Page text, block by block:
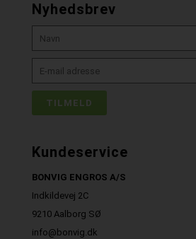
Nyhedsbrev
Kundeservice
BONVIG ENGROS A/S
Indkildevej 2C
9210 Aalborg SØ
info@bonvig.dk